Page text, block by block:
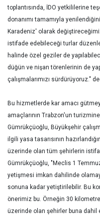
toplantısında, İDO yetkililerine
donanımı tamamıyla
Karadeniz' olarak
istifade edebileceği turlar
halinde özel geziler de
düğün ve nişan törenlerinin de
çalışmalarımızı sürdürüyoruz."
Bu hizmetlerde kar amacı
amaçlarının Trabzon'un
Gümrükçüoğlu, Büyükşehir
ilgili yasa tasarısının
üzerinde olan tüm şehirlerin
Gümrükçüoğlu, "Meclis 1
yetişmesi imkan dahilinde
sonuna kadar yetiştirilebilir. Bu
önerimiz bu. Örneğin 30
üzerinde olan şehirler buna